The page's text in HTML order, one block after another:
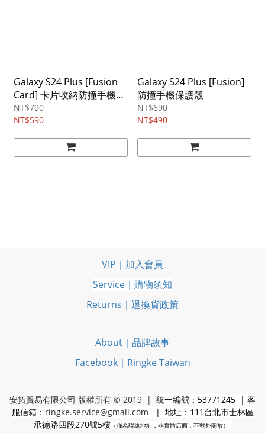
Galaxy S24 Plus [Fusion
Card] 卡片收納防撞手機保
護殼
NT$790
NT$590
Galaxy S24 Plus [Fusion]
防撞手機保護殼
NT$690
NT$490
VIP｜加入會員
Service｜購物須知
Returns｜退換貨政策
About｜品牌故事
Facebook｜Ringke Taiwan
安拓貿易有限公司 版權所有 © 2019 | 統一編號：53771245 | 客
服信箱： ringke.service@gmail.com | 地址：111台北市士林區
承德路四段270號5樓 （僅為聯絡地址，非實體店面，不對外開放）